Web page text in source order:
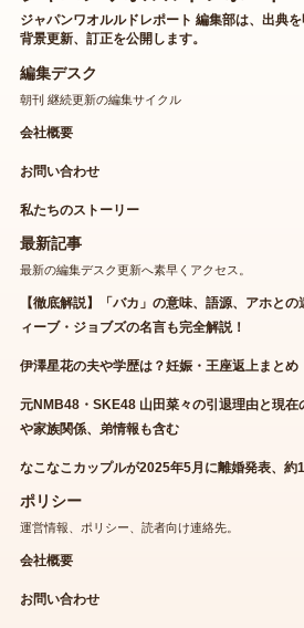
ジャパンワオルルドレポート 編集部は、出典を
背景更新、訂正を公開します。
編集デスク
朝刊 継続更新の編集サイクル
会社概要
お問い合わせ
私たちのストーリー
最新記事
最新の編集デスク更新へ素早くアクセス。
【徹底解説】「バカ」の意味、語源、アホと
ィーブ・ジョブズの名言も完全解説！
伊澤星花の夫や学歴は？妊娠・王座返上まとめ
元NMB48・SKE48 山田菜々の引退理由と現在
や家族関係、弟情報も含む
なこなこカップルが2025年5月に離婚発表、約
ポリシー
運営情報、ポリシー、読者向け連絡先。
会社概要
お問い合わせ